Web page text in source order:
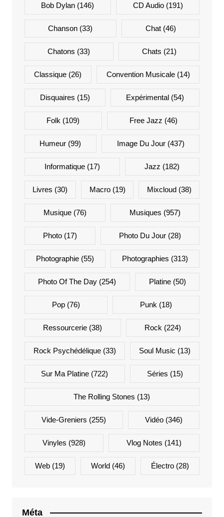
Bob Dylan (146) CD Audio(191)
Chanson (33) Chat(46)
Chatons (33) Chats (21)
Classique (26) Convention Musicale(14)
Disquaires (15) Expérimental (54)
Folk (109) Free Jazz (46)
Humeur (99) Image Du Jour(437)
Informatique(17) Jazz (182)
Livres (30) Macro(19) Mixcloud(38)
Musique(76) Musiques (957)
Photo(17) Photo Du Jour (28)
Photographie(55) Photographies (313)
Photo Of The Day (254) Platine(50)
Pop(76) Punk (18)
Ressourcerie (38) Rock (224)
Rock Psychédélique(33) Soul Music (13)
Sur Ma Platine (722) Séries (15)
The Rolling Stones (13)
Vide-Greniers (255) Vidéo (346)
Vinyles (928) Vlog Notes (141)
Web(19) World (46) Électro (28)
Méta